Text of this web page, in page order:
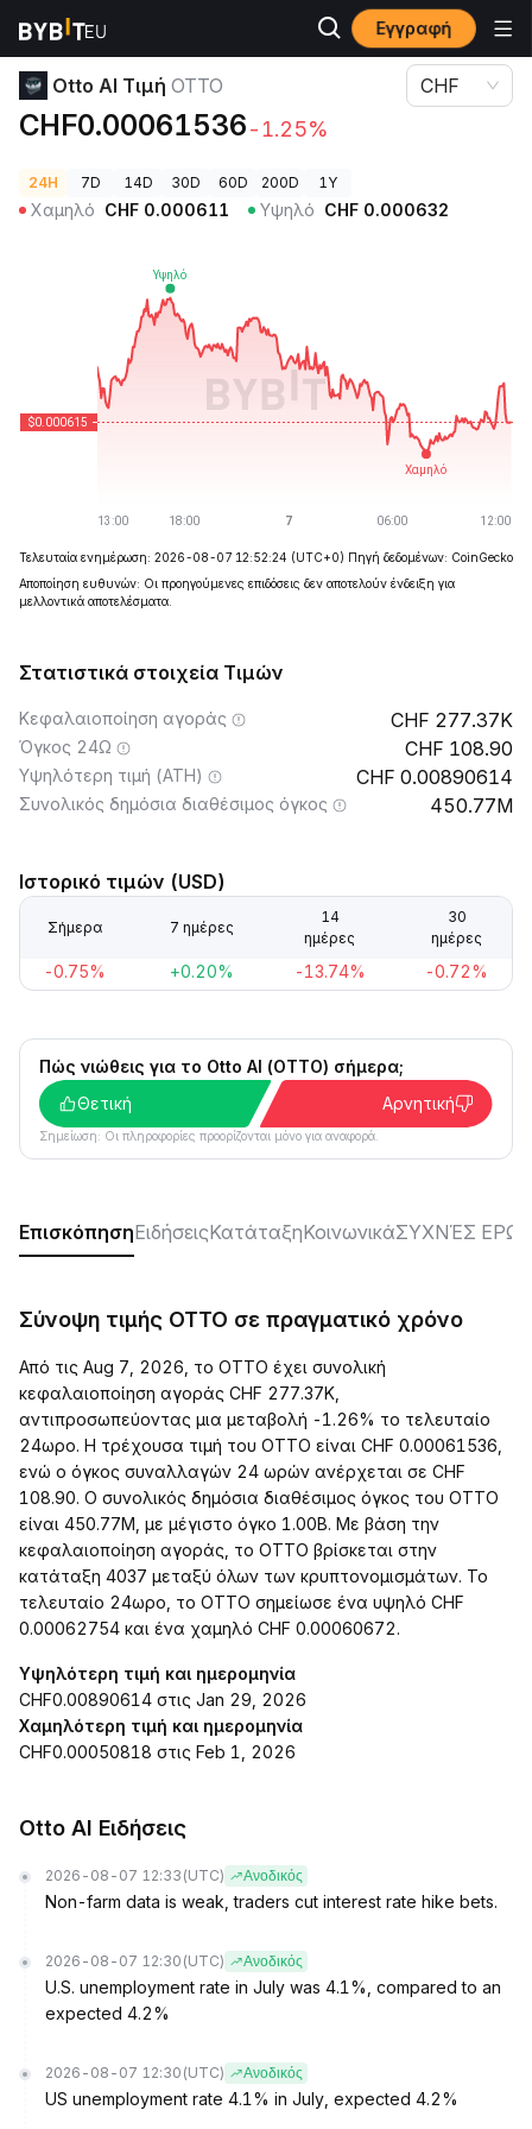
Εγγραφή
Τιμές Κρυπτονομισμάτων Otto AI Τιμή OTTO
Otto AI Τιμή OTTO
CHF0.00061536-1.25%
CHF
24H 7D 14D 30D 60D 200D 1Y
Χαμηλό CHF 0.000611 Υψηλό CHF 0.000632
Τελευταία ενημέρωση: 2026-08-07 12:52:24 (UTC+0) Πηγή δεδομένων: CoinGecko
Αποποίηση ευθυνών: Οι προηγούμενες επιδόσεις δεν αποτελούν ένδειξη για
μελλοντικά αποτελέσματα.
Στατιστικά στοιχεία Τιμών
Κεφαλαιοποίηση αγοράς 277.37K
Όγκος 24Ω 108.90
Υψηλότερη τιμή (ATH) 0.00890614
Συνολικός δημόσια διαθέσιμος όγκος 450.77M
Ιστορικό τιμών (USD)
Σήμερα 7 ημέρες
14
ημέρες
30
ημέρες
-0.75% +0.20% -13.74% -0.72%
Πώς νιώθεις για το Otto AI (OTTO) σήμερα;
Θετική
Αρνητική
Σημείωση: Οι πληροφορίες προορίζονται μόνο για αναφορά.
ΕπισκόπησηΕιδήσειςΚατάταξηΚοινωνικάΣΥΧΝΈΣ
Σύνοψη τιμής OTTO σε πραγματικό χρόνο
Από τις Aug 7, 2026, το OTTO έχει συνολική
κεφαλαιοποίηση αγοράς CHF 277.37K,
αντιπροσωπεύοντας μια μεταβολή -1.26% το τελευταίο
24ωρο. Η τρέχουσα τιμή του OTTO είναι CHF 0.00061536,
ενώ ο όγκος συναλλαγών 24 ωρών ανέρχεται σε CHF
108.90. Ο συνολικός δημόσια διαθέσιμος όγκος του OTTO
είναι 450.77M, με μέγιστο όγκο 1.00B. Με βάση την
κεφαλαιοποίηση αγοράς, το OTTO βρίσκεται στην
κατάταξη 4037 μεταξύ όλων των κρυπτονομισμάτων. Το
τελευταίο 24ωρο, το OTTO σημείωσε ένα υψηλό CHF
0.00062754 και ένα χαμηλό CHF 0.00060672.
Υψηλότερη τιμή και ημερομηνία
CHF0.00890614 στις Jan 29, 2026
Χαμηλότερη τιμή και ημερομηνία
CHF0.00050818 στις Feb 1, 2026
Otto AI Ειδήσεις
2026-08-07 12:33 (UTC) Ανοδικός
Non-farm data is weak, traders cut interest rate hike bets.
2026-08-07 12:30 (UTC) Ανοδικός
U.S. unemployment rate in July was 4.1%, compared to an
expected 4.2%
2026-08-07 12:30 (UTC) Ανοδικός
US unemployment rate 4.1% in July, expected 4.2%